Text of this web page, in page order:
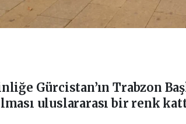
Gürcistan’ın Trabzon
uluslararası bir renk